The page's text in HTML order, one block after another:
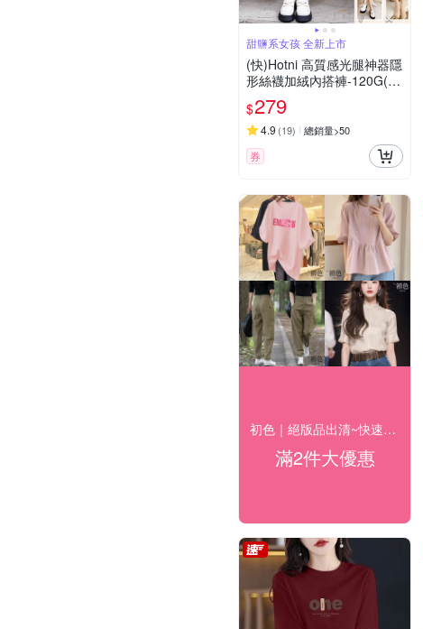
甜鹽系女孩 全新上市
(快)Hotni 高質感光腿神器隱
形絲襪加絨內搭褲-120G(20
-25度適穿)-KDPQ-2861M
$279
4.9 (19) 總銷量>50
券
初色｜絕版品出清~快速到貨$199up(一)
滿2件大優惠